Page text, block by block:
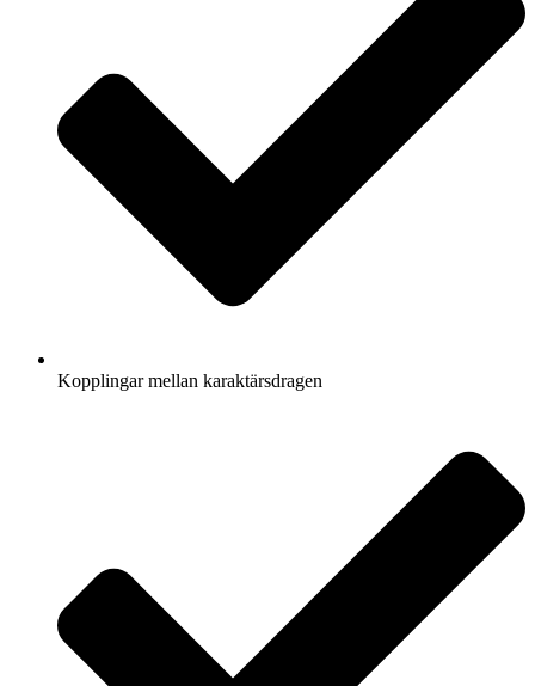
Kopplingar mellan karaktärsdragen